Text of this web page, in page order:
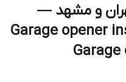
و مشهد —
Garage opener